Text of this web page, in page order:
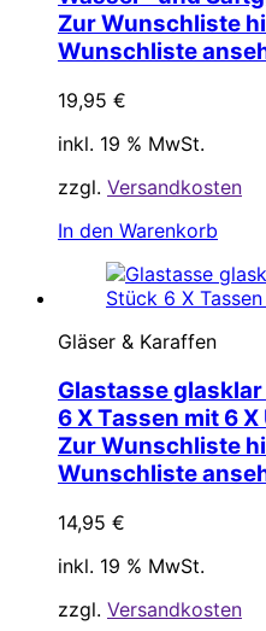
Zur Wunschliste
Wunschliste
19,95 €
inkl. 19 % MwSt.
zzgl. Versandkosten
In den Warenkorb
Gläser & Karaffen
Glastasse
6 X Tassen mit 6
Zur Wunschliste
Wunschliste
14,95 €
inkl. 19 % MwSt.
zzgl. Versandkosten